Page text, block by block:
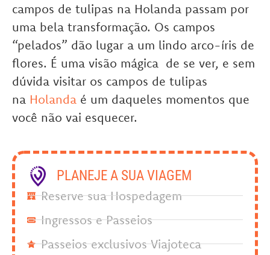
campos de tulipas na Holanda passam por
uma bela transformação. Os campos
“pelados” dão lugar a um lindo arco-íris de
flores. É uma visão mágica de se ver, e sem
dúvida visitar os campos de tulipas
na Holanda é um daqueles momentos que
você não vai esquecer.
PLANEJE A SUA VIAGEM
Reserve sua Hospedagem
Ingressos e Passeios
Passeios exclusivos Viajoteca